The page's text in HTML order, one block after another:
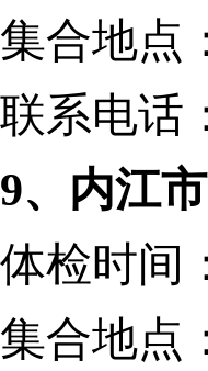
集合地点
联系电话
9、内江
体检时间
集合地点